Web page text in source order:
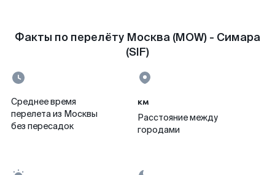
Факты по перелёту Москва (MOW) - Симара
(SIF)
Среднее время
перелета из Москвы
без пересадок
км
Расстояние между
городами